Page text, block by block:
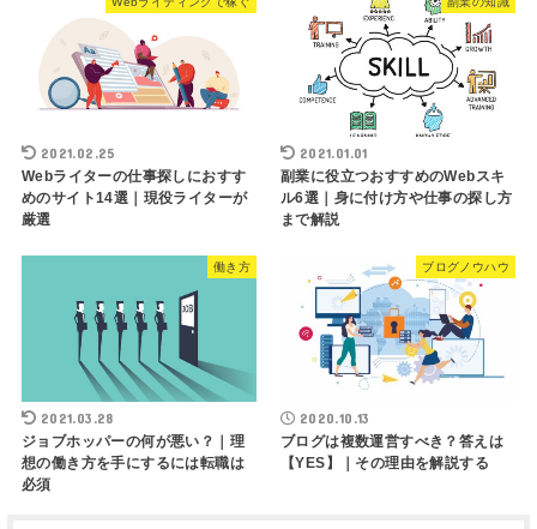
2021.02.25
Webライターの仕事探しにおすす
めのサイト14選｜現役ライターが
厳選
2021.01.01
副業に役立つおすすめのWebスキ
ル6選｜身に付け方や仕事の探し方
まで解説
働き方
2021.03.28
ジョブホッパーの何が悪い？｜理
想の働き方を手にするには転職は
必須
ブログノウハウ
2020.10.13
ブログは複数運営すべき？答えは
【YES】｜その理由を解説する